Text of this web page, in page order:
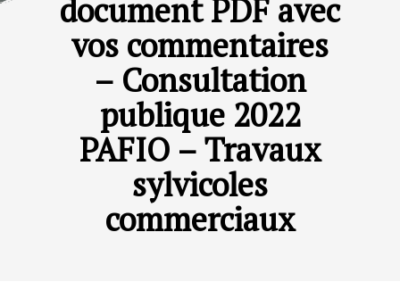
document PDF avec
vos commentaires
– Consultation
publique 2022
PAFIO – Travaux
sylvicoles
commerciaux